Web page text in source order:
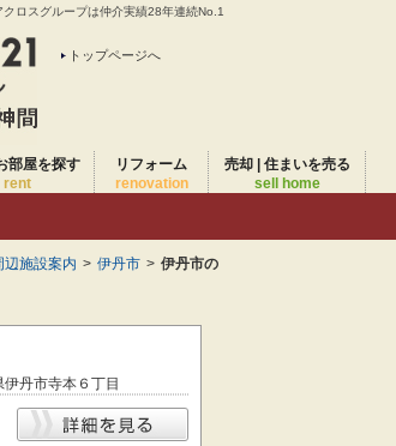
ロスグループは仲介実績28年連続No.1
トップページへ
部屋を探す
rent
リフォーム
renovation
売却 | 住まいを売る
sell home
辺施設案内 > 伊丹市 > 伊丹市の
伊丹市寺本６丁目